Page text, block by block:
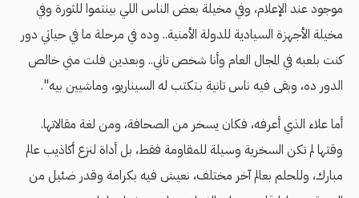
موجود عند اﻹعلام، وفي مخيلة بعض الناس اللي بينتموا للثورة وفي
مخيلة اﻷجهزة السيادية للدولة اﻷمنية.. وده في مرحلة ما في حياتي دور
كنت بلعبه في المجال العام وأنا شخص تاني.. وبعدين فلت مني خالص
الدور ده، وبقى فيه ناس تانية بـتكتب له السيناريو، وماشيين بيه".
أما علاء الذي أعرفه، فكان يسخر من الصحافة، ومن لغة مقالاتها.
وقتها لم تكن السخرية وسيلة للمقاومة فقط، بل أداة لنزع أكاذيب عالم
مبارك، وللحلم بعالم آخر مختلف، نعيش فيه بكرامة وقدر ضئيل من